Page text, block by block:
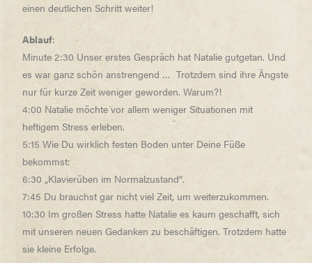
einen deutlichen Schritt weiter!
Ablauf:
Minute 2:30 Unser erstes Gespräch hat Natalie gutgetan. Und
es war ganz schön anstrengend … Trotzdem sind ihre Ängste
nur für kurze Zeit weniger geworden. Warum?!
4:00 Natalie möchte vor allem weniger Situationen mit
heftigem Stress erleben.
5:15 Wie Du wirklich festen Boden unter Deine Füße
bekommst:
6:30 „Klavierüben im Normalzustand“.
7:45 Du brauchst gar nicht viel Zeit, um weiterzukommen.
10:30 Im großen Stress hatte Natalie es kaum geschafft, sich
mit unseren neuen Gedanken zu beschäftigen. Trotzdem hatte
sie kleine Erfolge.